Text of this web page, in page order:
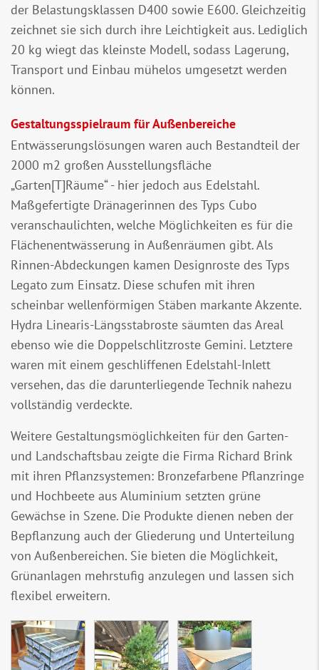
der Belastungsklassen D400 sowie E600. Gleichzeitig
zeichnet sie sich durch ihre Leichtigkeit aus. Lediglich
20 kg wiegt das kleinste Modell, sodass Lagerung,
Transport und Einbau mühelos umgesetzt werden
können.
Gestaltungsspielraum für Außenbereiche
Entwässerungslösungen waren auch Bestandteil der
2000 m2 großen Ausstellungsfläche
„Garten[T]Räume“ - hier jedoch aus Edelstahl.
Maßgefertigte Dränagerinnen des Typs Cubo
veranschaulichten, welche Möglichkeiten es für die
Flächenentwässerung in Außenräumen gibt. Als
Rinnen-Abdeckungen kamen Designroste des Typs
Legato zum Einsatz. Diese schufen mit ihren
scheinbar wellenförmigen Stäben markante Akzente.
Hydra Linearis-Längsstabroste säumten das Areal
ebenso wie die Doppelschlitzroste Gemini. Letztere
waren mit einem geschliffenen Edelstahl-Inlett
versehen, das die darunterliegende Technik nahezu
vollständig verdeckte.
Weitere Gestaltungsmöglichkeiten für den Garten-
und Landschaftsbau zeigte die Firma Richard Brink
mit ihren Pflanzsystemen: Bronzefarbene Pflanzringe
und Hochbeete aus Aluminium setzten grüne
Gewächse in Szene. Die Produkte dienen neben der
Bepflanzung auch der Gliederung und Unterteilung
von Außenbereichen. Sie bieten die Möglichkeit,
Grünanlagen mehrstufig anzulegen und lassen sich
flexibel erweitern.